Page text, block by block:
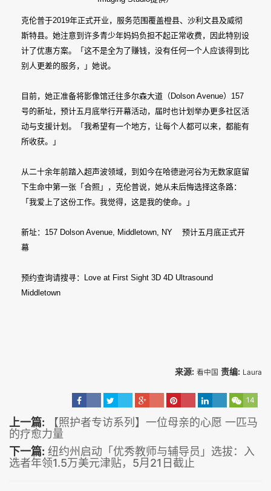
克伦普于2019年正式开业，服务范围覆盖橙县、沙利文县及威彻
斯特县。她注意到许多青少年妈妈负担不起正常收费，因此特别设
计了优惠方案。「这不是全为了赚钱，没有任何一个人应该得到比
别人更差的服务，」她说。
目前，她正准备将影像馆迁往多尔森大道（Dolson Avenue）157
号的新址，预计五月底举行开幕活动，届时也计划举办更多社区活
动与支援计划。「我希望有一个地方，让每个人都可以来，都能有
所收获。」
从二十余年前踏入超声波领域，到如今在哈德逊河谷为无数家庭留
下生命中第一张「合照」，克伦普说，她从未后悔选择这条路：
「我爱上了这份工作。我觉得，这是我的使命。」
新址：157 Dolson Avenue, Middletown, NY 预计五月底正式开
幕
预约查询请搜寻：Love at First Sight 3D 4D Ultrasound
Middletown
来源: 看中国 责编: Laura
14
上一篇:
【照护者专访系列】一位母亲的心愿 一匹马
的疗愈力量
下一篇: 纽约州启动「优秀教师与辅导员」选拔：入
选者年领1.5万美元津贴，5月21日截止